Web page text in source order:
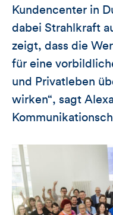
Kundencenter in
dabei Strahlkraft
zeigt, dass die
für eine
und Privatleben
wirken“, sagt